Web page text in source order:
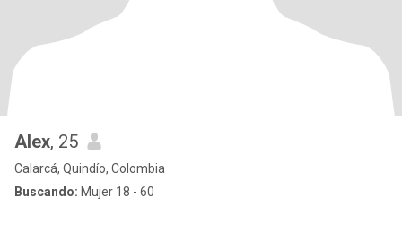
Alex, 25
Calarcá, Quindío, Colombia
Buscando: Mujer 18 - 60